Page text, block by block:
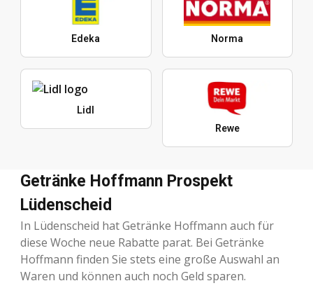
Edeka Norma
Lidl
Rewe
Getränke Hoffmann Prospekt
Lüdenscheid
In Lüdenscheid hat Getränke Hoffmann auch für
diese Woche neue Rabatte parat. Bei Getränke
Hoffmann finden Sie stets eine große Auswahl an
Waren und können auch noch Geld sparen.